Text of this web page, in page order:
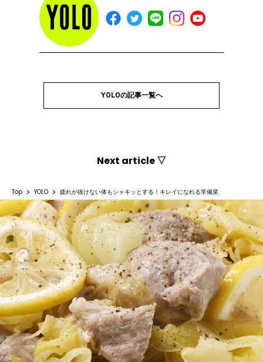
YOLOの記事一覧へ
Next article ▽
Top YOLO 疲れが抜けない体もシャキッとする！キレイになれる常備菜